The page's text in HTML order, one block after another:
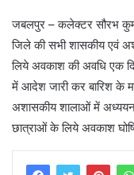
जबलपुर – कलेक्टर सौरभ
जिले की सभी शासकीय एवं
लिये अवकाश की अवधि एक
में आदेश जारी कर बारिश के
अशासकीय शालाओं में
छात्राओं के लिये अवकाश